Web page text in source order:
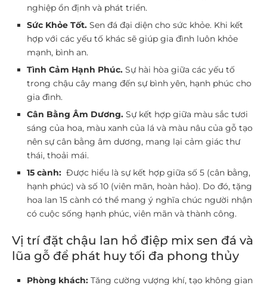
nghiệp ổn định và phát triển.
Sức Khỏe Tốt. Sen đá đại diện cho sức khỏe. Khi kết
hợp với các yếu tố khác sẽ giúp gia đình luôn khỏe
mạnh, bình an.
Tình Cảm Hạnh Phúc. Sự hài hòa giữa các yếu tố
trong chậu cây mang đến sự bình yên, hạnh phúc cho
gia đình.
Cân Bằng Âm Dương. Sự kết hợp giữa màu sắc tươi
sáng của hoa, màu xanh của lá và màu nâu của gỗ tạo
nên sự cân bằng âm dương, mang lại cảm giác thư
thái, thoải mái.
15 cành: Được hiểu là sự kết hợp giữa số 5 (cân bằng,
hạnh phúc) và số 10 (viên mãn, hoàn hảo). Do đó, tặng
hoa lan 15 cành có thể mang ý nghĩa chúc người nhận
có cuộc sống hạnh phúc, viên mãn và thành công.
Vị trí đặt chậu lan hồ điệp mix sen đá và
lũa gỗ để phát huy tối đa phong thủy
Phòng khách: Tăng cường vượng khí, tạo không gian